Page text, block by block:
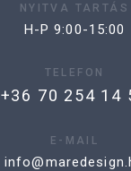
NYITVA TARTÁS
H-P 9:00-15:00
TELEFON
+36 70 254 14
E-MAIL